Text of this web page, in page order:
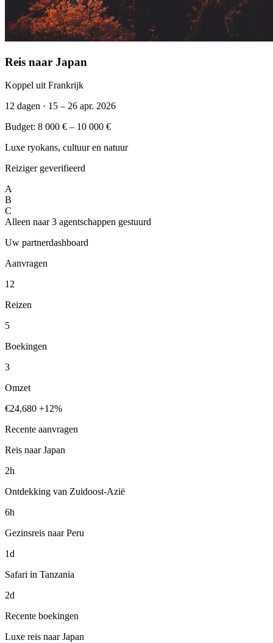
Reis naar Japan
Koppel uit Frankrijk
12 dagen · 15 – 26 apr. 2026
Budget: 8 000 € – 10 000 €
Luxe ryokans, cultuur en natuur
Reiziger geverifieerd
A
B
C
Alleen naar 3 agentschappen gestuurd
Uw partnerdashboard
Aanvragen
12
Reizen
5
Boekingen
3
Omzet
€24,680 +12%
Recente aanvragen
Reis naar Japan
2h
Ontdekking van Zuidoost-Azië
6h
Gezinsreis naar Peru
1d
Safari in Tanzania
2d
Recente boekingen
Luxe reis naar Japan